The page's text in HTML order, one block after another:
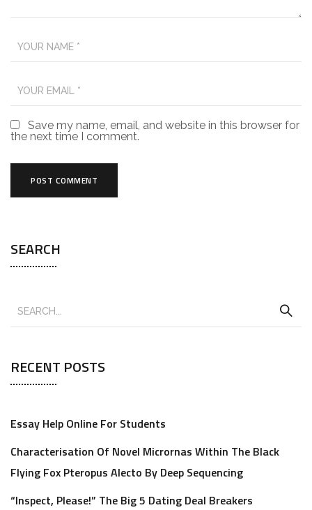
Save my name, email, and website in this browser for
the next time I comment.
SEARCH
RECENT POSTS
Essay Help Online For Students
Characterisation Of Novel Micrornas Within The Black
Flying Fox Pteropus Alecto By Deep Sequencing
“Inspect, Please!” The Big 5 Dating Deal Breakers